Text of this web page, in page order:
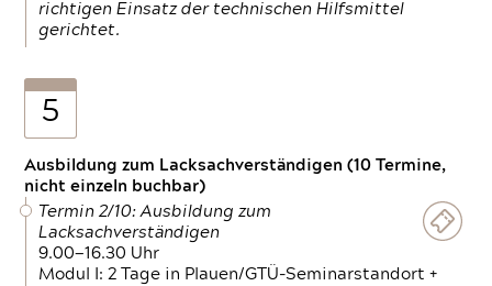
richtigen Einsatz der technischen Hilfsmittel
gerichtet.
5
Ausbildung zum Lacksachverständigen (10 Termine,
nicht einzeln buchbar)
Termin 2/10: Ausbildung zum
Lacksachverständigen
9.00—16.30 Uhr
Modul I: 2 Tage in Plauen/GTÜ-Seminarstandort +